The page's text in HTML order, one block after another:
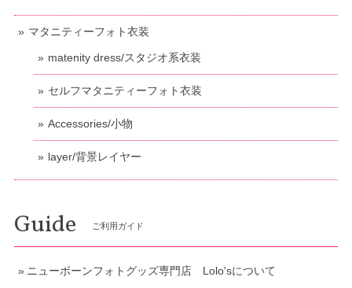
マタニティーフォト衣装
matenity dress/スタジオ系衣装
セルフマタニティーフォト衣装
Accessories/小物
layer/背景レイヤー
Guide ご利用ガイド
ニューボーンフォトグッズ専門店 Lolo'sについて